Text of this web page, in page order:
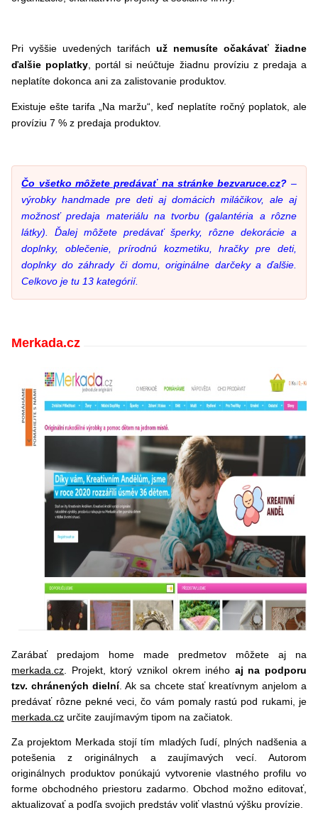
Pri vyššie uvedených tarifách už nemusíte očakávať žiadne
ďalšie poplatky , portál si neúčtuje žiadnu províziu z predaja a
neplatíte dokonca ani za zalistovanie produktov.
Existuje ešte tarifa „Na maržu“, keď neplatíte ročný poplatok, ale
províziu 7 % z predaja produktov.
Čo všetko môžete predávať na stránke bezvaruce.cz? –
výrobky handmade pre deti aj domácich miláčikov, ale aj
možnosť predaja materiálu na tvorbu (galantéria a rôzne
látky). Ďalej môžete predávať šperky, rôzne dekorácie a
doplnky, oblečenie, prírodnú kozmetiku, hračky pre deti,
doplnky do záhrady či domu, originálne darčeky a ďalšie.
Celkovo je tu 13 kategórií.
Merkada.cz
Zarábať predajom home made predmetov môžete aj na
merkada.cz. Projekt, ktorý vznikol okrem iného aj na podporu
tzv. chránených dielní. Ak sa chcete stať kreatívnym anjelom a
predávať rôzne pekné veci, čo vám pomaly rastú pod rukami, je
merkada.cz určite zaujímavým tipom na začiatok.
Za projektom Merkada stojí tím mladých ľudí, plných nadšenia a
potešenia z originálnych a zaujímavých vecí. Autorom
originálnych produktov ponúkajú vytvorenie vlastného profilu vo
forme obchodného priestoru zadarmo. Obchod možno editovať,
aktualizovať a podľa svojich predstáv voliť vlastnú výšku provízie.